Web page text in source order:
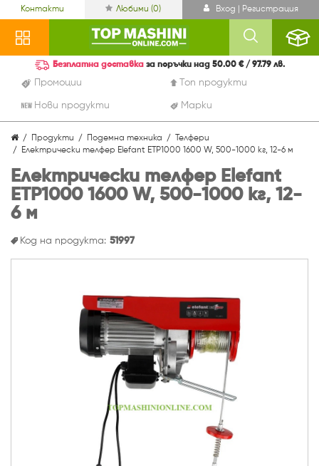
Контакти Любими (0) Вход | Регистрация
Промоции Топ продукти
Нови продукти Марки
Безплатна доставка за поръчки над 50.00 € / 97.79 лв.
Продукти Подемна техника
Телфери
Електрически телфер Elefant ETP1000 1600 W, 500-1000 кг, 12-6 м
Електрически телфер Elefant
ETP1000 1600 W, 500-1000 кг, 12-
6 м
Код на продукта: 51997